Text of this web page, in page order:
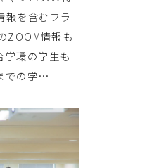
報を含むフラ
ZOOM情報も
学環の学生も
での学…